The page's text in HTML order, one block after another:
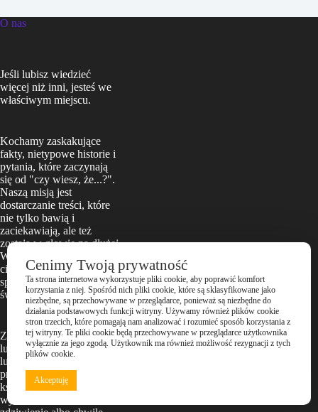
O nas
Jeśli lubisz wiedzieć
więcej niż inni, jesteś we
właściwym miejscu.
Kochamy zaskakujące
fakty, nietypowe historie i
pytania, które zaczynają
się od "czy wiesz, że...?".
Naszą misją jest
dostarczanie treści, które
nie tylko bawią i
zaciekawiają, ale też
zostają w głowie na dłużej.
Wierzymy, że nawet krótka
ciekawostka może zmienić
sposób, w jaki patrzysz na
świat.
Za Weloveinstant stoją
ludzie, którzy naprawdę
lubią grzebać w źródłach,
przeszukiwać internet i
książki, by znaleźć coś, co
wywoła uśmiech,
Cenimy Twoją prywatność
Ta strona internetowa wykorzystuje pliki cookie, aby poprawić komfort
korzystania z niej. Spośród nich pliki cookie, które są sklasyfikowane jako
niezbędne, są przechowywane w przeglądarce, ponieważ są niezbędne do
działania podstawowych funkcji witryny. Używamy również plików cookie
stron trzecich, które pomagają nam analizować i rozumieć sposób korzystania z
tej witryny. Te pliki cookie będą przechowywane w przeglądarce użytkownika
wyłącznie za jego zgodą. Użytkownik ma również możliwość rezygnacji z tych
plików cookie.
Akceptuję